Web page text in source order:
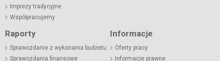
Imprezy tradycyjne
Współpracujemy
Raporty
Sprawozdanie z wykonania budżetu
Sprawozdania finansowe
Informacje
Oferty pracy
Informacje prawne